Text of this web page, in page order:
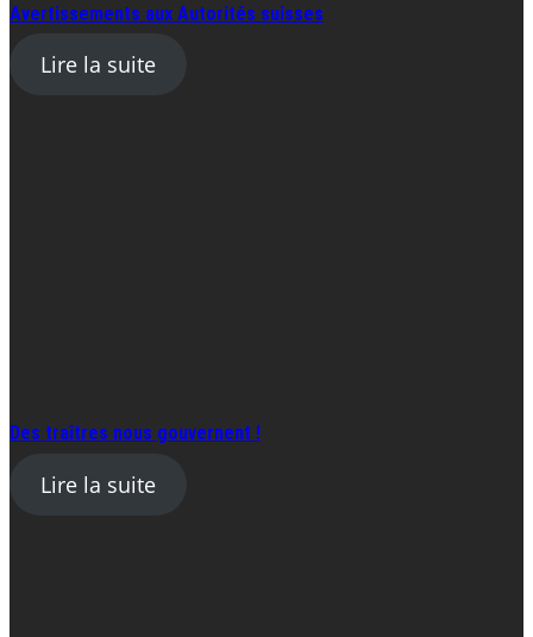
Avertissements aux Autorités suisses
Lire la suite
Des traîtres nous gouvernent !
Lire la suite